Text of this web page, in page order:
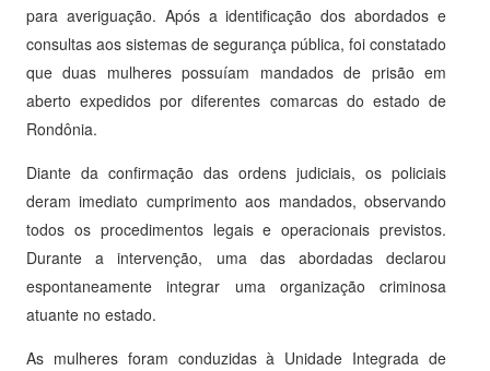
para averiguação. Após a identificação dos abordados e
consultas aos sistemas de segurança pública, foi constatado
que duas mulheres possuíam mandados de prisão em
aberto expedidos por diferentes comarcas do estado de
Rondônia.
Diante da confirmação das ordens judiciais, os policiais
deram imediato cumprimento aos mandados, observando
todos os procedimentos legais e operacionais previstos.
Durante a intervenção, uma das abordadas declarou
espontaneamente integrar uma organização criminosa
atuante no estado.
As mulheres foram conduzidas à Unidade Integrada de